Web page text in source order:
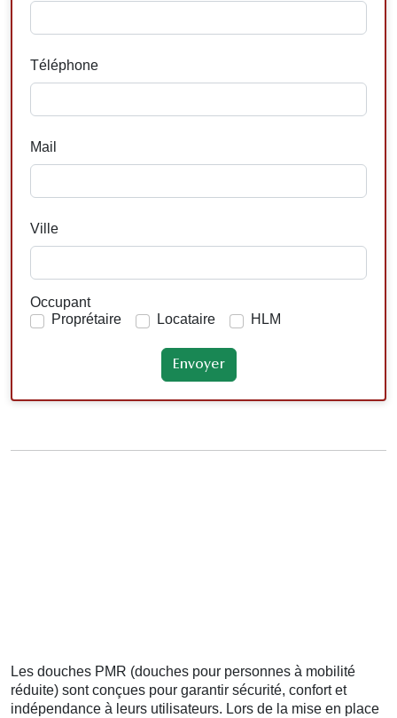
Téléphone
Mail
Ville
Occupant
Proprétaire
Locataire HLM
Les douches PMR (douches pour personnes à mobilité
réduite) sont conçues pour garantir sécurité, confort et
indépendance à leurs utilisateurs. Lors de la mise en place